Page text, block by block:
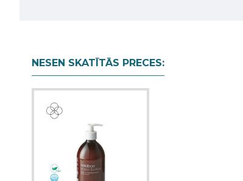
NESEN SKATĪTĀS PRECES: